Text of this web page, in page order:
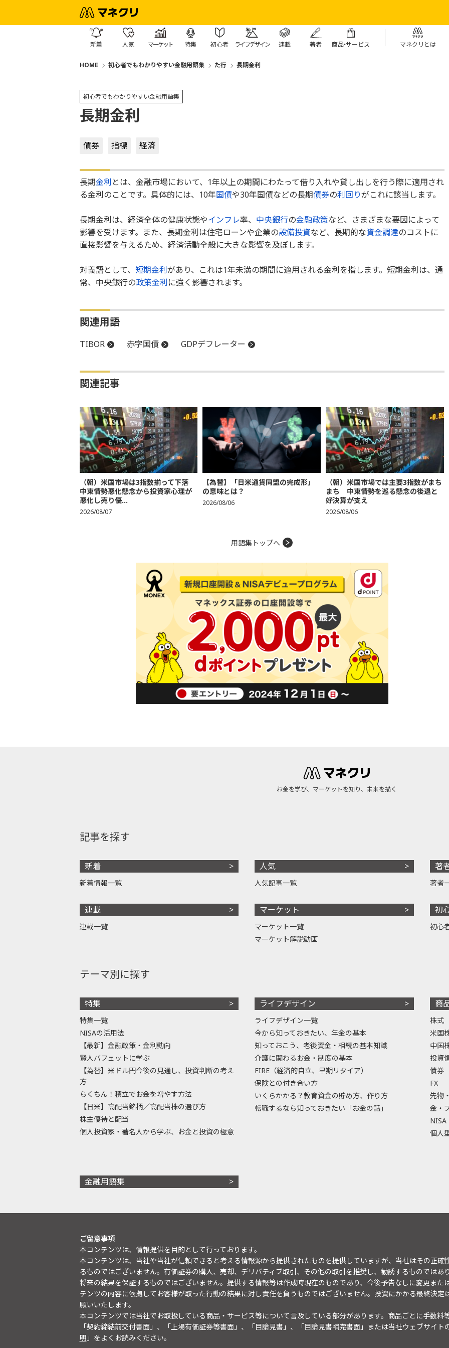
新着 人気 マーケット 特集 初心者 ライフデザイン 連載 著者 商品・サービス マネクリとは
HOME 初心者でもわかりやすい金融用語集 た行 長期金利
初心者でもわかりやすい金融用語集
長期金利
債券 指標 経済
長期金利とは、金融市場において、1年以上の期間にわたって借り入れや貸し出しを行う際に適用され
る金利のことです。具体的には、10年国債や30年国債などの長期債券の利回りがこれに該当します。
長期金利は、経済全体の健康状態やインフレ率、 中央銀行の金融政策など、さまざまな要因によって
影響を受けます。また、長期金利は住宅ローンや企業の設備投資など、長期的な資金調達のコストに
直接影響を与えるため、経済活動全般に大きな影響を及ぼします。
対義語として、 短期金利があり、これは1年未満の期間に適用される金利を指します。短期金利は、通
常、中央銀行の政策金利に強く影響されます。
関連用語
TIBOR 赤字国債 GDPデフレーター
関連記事
（朝）米国市場は3指数揃って下落
中東情勢悪化懸念から投資家心理が
悪化し売り優...
2026/08/07
【為替】「日米通貨同盟の完成形」
の意味とは？
2026/08/06
（朝）米国市場では主要3指数がまち
まち 中東情勢を巡る懸念の後退と
好決算が支え
2026/08/06
用語集トップへ
お金を学び、マーケットを知り、未来を描く
記事を探す
新着
新着情報一覧
連載
連載一覧
人気
人気記事一覧
マーケット
マーケット一覧
マーケット解説動画
著
著者
初
初心
テーマ別に探す
特集
特集一覧
NISAの活用法
【最新】金融政策・金利動向
賢人バフェットに学ぶ
【為替】米ドル円今後の見通し、投資判断の考え
方
らくちん！積立でお金を増やす方法
【日米】高配当銘柄／高配当株の選び方
株主優待と配当
個人投資家・著名人から学ぶ、お金と投資の極意
ライフデザイン
ライフデザイン一覧
今から知っておきたい、年金の基本
知っておこう、老後資金・相続の基本知識
介護に関わるお金・制度の基本
FIRE（経済的自立、早期リタイア）
保険との付き合い方
いくらかかる？教育資金の貯め方、作り方
転職するなら知っておきたい「お金の話」
商
株式
米国
中国
投資
債券
FX
先物
金・
NISA
個人
金融用語集
ご留意事項
本コンテンツは、情報提供を目的として行っております。
本コンテンツは、当社や当社が信頼できると考える情報源から提供されたものを提供していますが、当社はその正
るものではございません。有価証券の購入、売却、デリバティブ取引、その他の取引を推奨し、勧誘するものでは
将来の結果を保証するものではございません。提供する情報等は作成時現在のものであり、今後予告なしに変更また
テンツの内容に依拠してお客様が取った行動の結果に対し責任を負うものではございません。投資にかかる最終決
願いいたします。
本コンテンツでは当社でお取扱している商品・サービス等について言及している部分があります。商品ごとに手数料
「契約締結前交付書面」、「上場有価証券等書面」、「目論見書」、「目論見書補完書面」または当社ウェブサイト
明 」をよくお読みください。